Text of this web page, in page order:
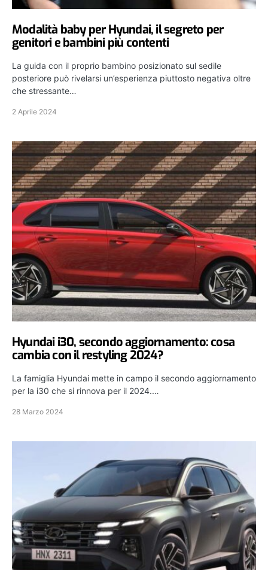
Modalità baby per Hyundai, il segreto per
genitori e bambini più contenti
La guida con il proprio bambino posizionato sul sedile
posteriore può rivelarsi un’esperienza piuttosto negativa oltre
che stressante…
2 Aprile 2024
Hyundai i30, secondo aggiornamento: cosa
cambia con il restyling 2024?
La famiglia Hyundai mette in campo il secondo aggiornamento
per la i30 che si rinnova per il 2024.…
28 Marzo 2024